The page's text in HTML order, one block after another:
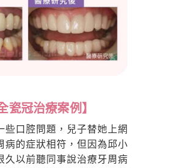
瓷冠治療案例】
些口腔問題，兒子替她上網
病的症狀相符，但因為邱小
久以前聽同事說治療牙周病